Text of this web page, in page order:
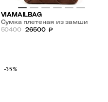
VIAMAILBAG
Сумка плетеная из замши
50400 26500 ₽
-35%